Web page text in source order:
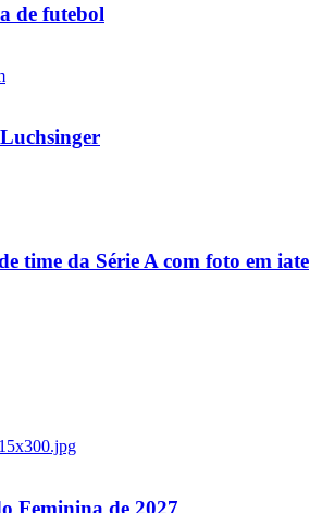
de futebol
time da Série A com foto em iate
Feminina de 2027